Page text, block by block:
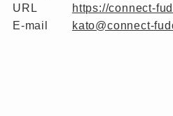
URL
https://connect-
E-mail
kato@connect-